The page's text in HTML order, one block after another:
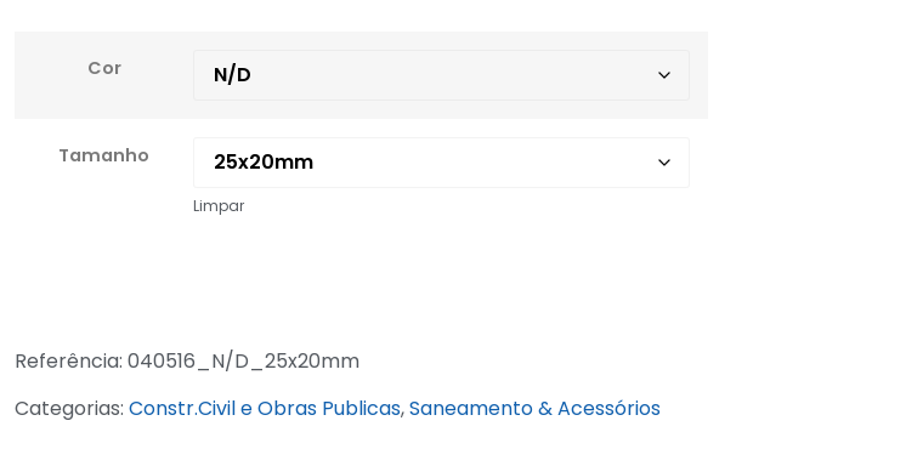
Cor
Tamanho
Limpar
Referência: 040516_N/D_25x20mm
Categorias: Constr.Civil e Obras Publicas,Saneamento & Acessórios